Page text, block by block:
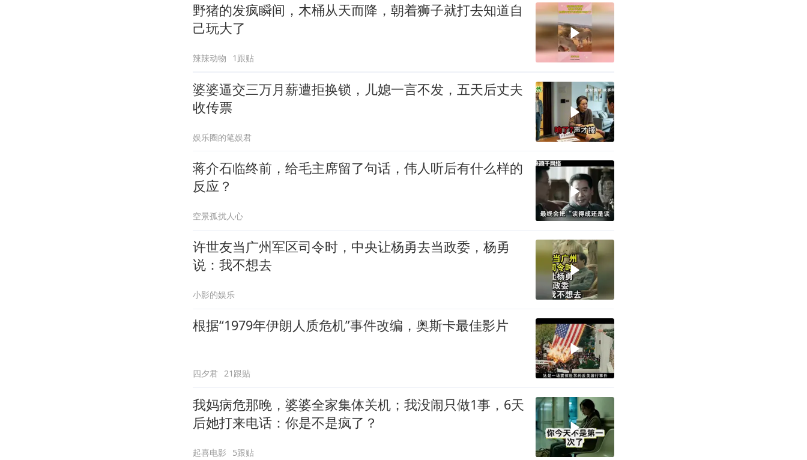
野猪的发疯瞬间，木桶从天而降，朝着狮子就打去知道自
己玩大了
辣辣动物 1跟贴
婆婆逼交三万月薪遭拒换锁，儿媳一言不发，五天后丈夫
收传票
娱乐圈的笔娱君
蒋介石临终前，给毛主席留了句话，伟人听后有什么样的
反应？
空景孤扰人心
许世友当广州军区司令时，中央让杨勇去当政委，杨勇
说：我不想去
小影的娱乐
根据“1979年伊朗人质危机”事件改编，奥斯卡最佳影片
四夕君 21跟贴
我妈病危那晚，婆婆全家集体关机；我没闹只做1事，6天
后她打来电话：你是不是疯了？
起喜电影 5跟贴